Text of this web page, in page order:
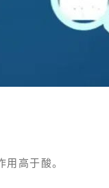
高于酸。